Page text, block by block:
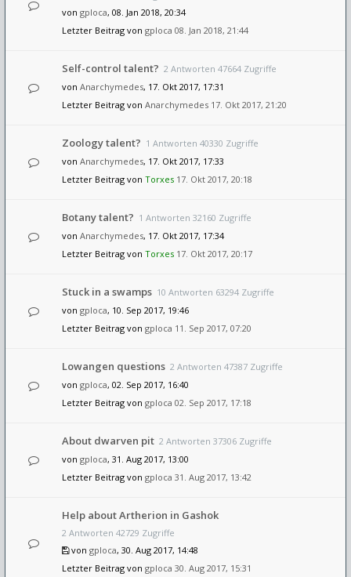
von gploca, 08. Jan 2018, 20:34
Letzter Beitrag von gploca 08. Jan 2018, 21:44
Self-control talent? 2 Antworten 47664 Zugriffe
von Anarchymedes, 17. Okt 2017, 17:31
Letzter Beitrag von Anarchymedes 17. Okt 2017, 21:20
Zoology talent? 1 Antworten 40330 Zugriffe
von Anarchymedes, 17. Okt 2017, 17:33
Letzter Beitrag von Torxes 17. Okt 2017, 20:18
Botany talent? 1 Antworten 32160 Zugriffe
von Anarchymedes, 17. Okt 2017, 17:34
Letzter Beitrag von Torxes 17. Okt 2017, 20:17
Stuck in a swamps 10 Antworten 63294 Zugriffe
von gploca, 10. Sep 2017, 19:46
Letzter Beitrag von gploca 11. Sep 2017, 07:20
Lowangen questions 2 Antworten 47387 Zugriffe
von gploca, 02. Sep 2017, 16:40
Letzter Beitrag von gploca 02. Sep 2017, 17:18
About dwarven pit 2 Antworten 37306 Zugriffe
von gploca, 31. Aug 2017, 13:00
Letzter Beitrag von gploca 31. Aug 2017, 13:42
Help about Artherion in Gashok
2 Antworten 42729 Zugriffe
von gploca, 30. Aug 2017, 14:48
Letzter Beitrag von gploca 30. Aug 2017, 15:31